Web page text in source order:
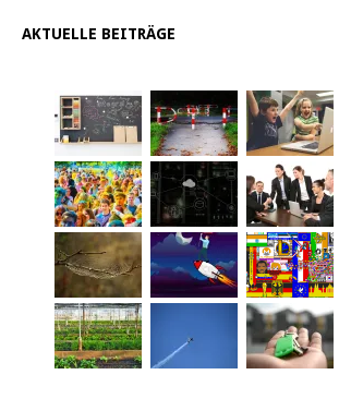
AKTUELLE BEITRÄGE